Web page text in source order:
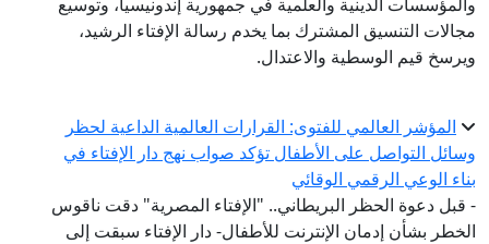
مجالات التنسيق المشترك بما يخدم رسالة الإفتاء الرشيد،
ويرسخ قيم الوسطية والاعتدال.
المؤشر العالمي للفتوى: القرارات العالمية الداعية لحظر
وسائل التواصل على الأطفال تؤكد صواب نهج دار الإفتاء في
بناء الوعي الرقمي الوقائي
- قبل دعوة الحظر البريطاني.. "الإفتاء المصرية" دقت ناقوس
الخطر بشأن إدمان الإنترنت للأطفال- دار الإفتاء سبقت إلى